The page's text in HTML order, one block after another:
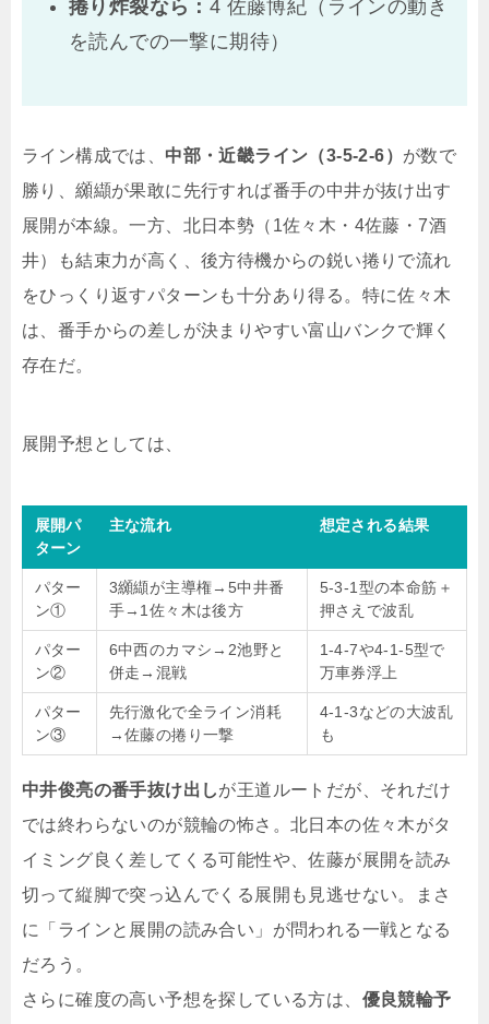
捲り炸裂なら： 4 佐藤博紀（ラインの動き
を読んでの一撃に期待）
ライン構成では、 中部・近畿ライン（3-5-2-6） が数で
勝り、纐纈が果敢に先行すれば番手の中井が抜け出す
展開が本線。一方、北日本勢（1佐々木・4佐藤・7酒
井）も結束力が高く、後方待機からの鋭い捲りで流れ
をひっくり返すパターンも十分あり得る。特に佐々木
は、番手からの差しが決まりやすい富山バンクで輝く
存在だ。
展開予想としては、
展開パ
ターン
主な流れ 想定される結果
パター
ン①
3纐纈が主導権→5中井番
手→1佐々木は後方
5-3-1型の本命筋＋
押さえで波乱
パター
ン②
6中西のカマシ→2池野と
併走→混戦
1-4-7や4-1-5型で
万車券浮上
パター
ン③
先行激化で全ライン消耗
→佐藤の捲り一撃
4-1-3などの大波乱
も
中井俊亮の番手抜け出しが王道ルートだが、それだけ
では終わらないのが競輪の怖さ。北日本の佐々木がタ
イミング良く差してくる可能性や、佐藤が展開を読み
切って縦脚で突っ込んでくる展開も見逃せない。まさ
に「ラインと展開の読み合い」が問われる一戦となる
だろう。
さらに確度の高い予想を探している方は、 優良競輪予